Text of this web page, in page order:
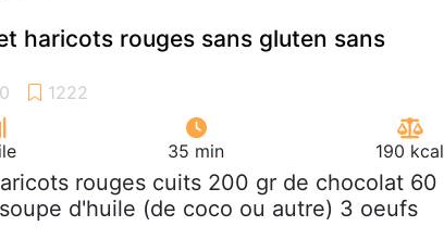
haricots rouges sans gluten sans
35 min 190 kcal
rouges cuits 200 gr de chocolat 60
d'huile (de coco ou autre) 3 oeufs